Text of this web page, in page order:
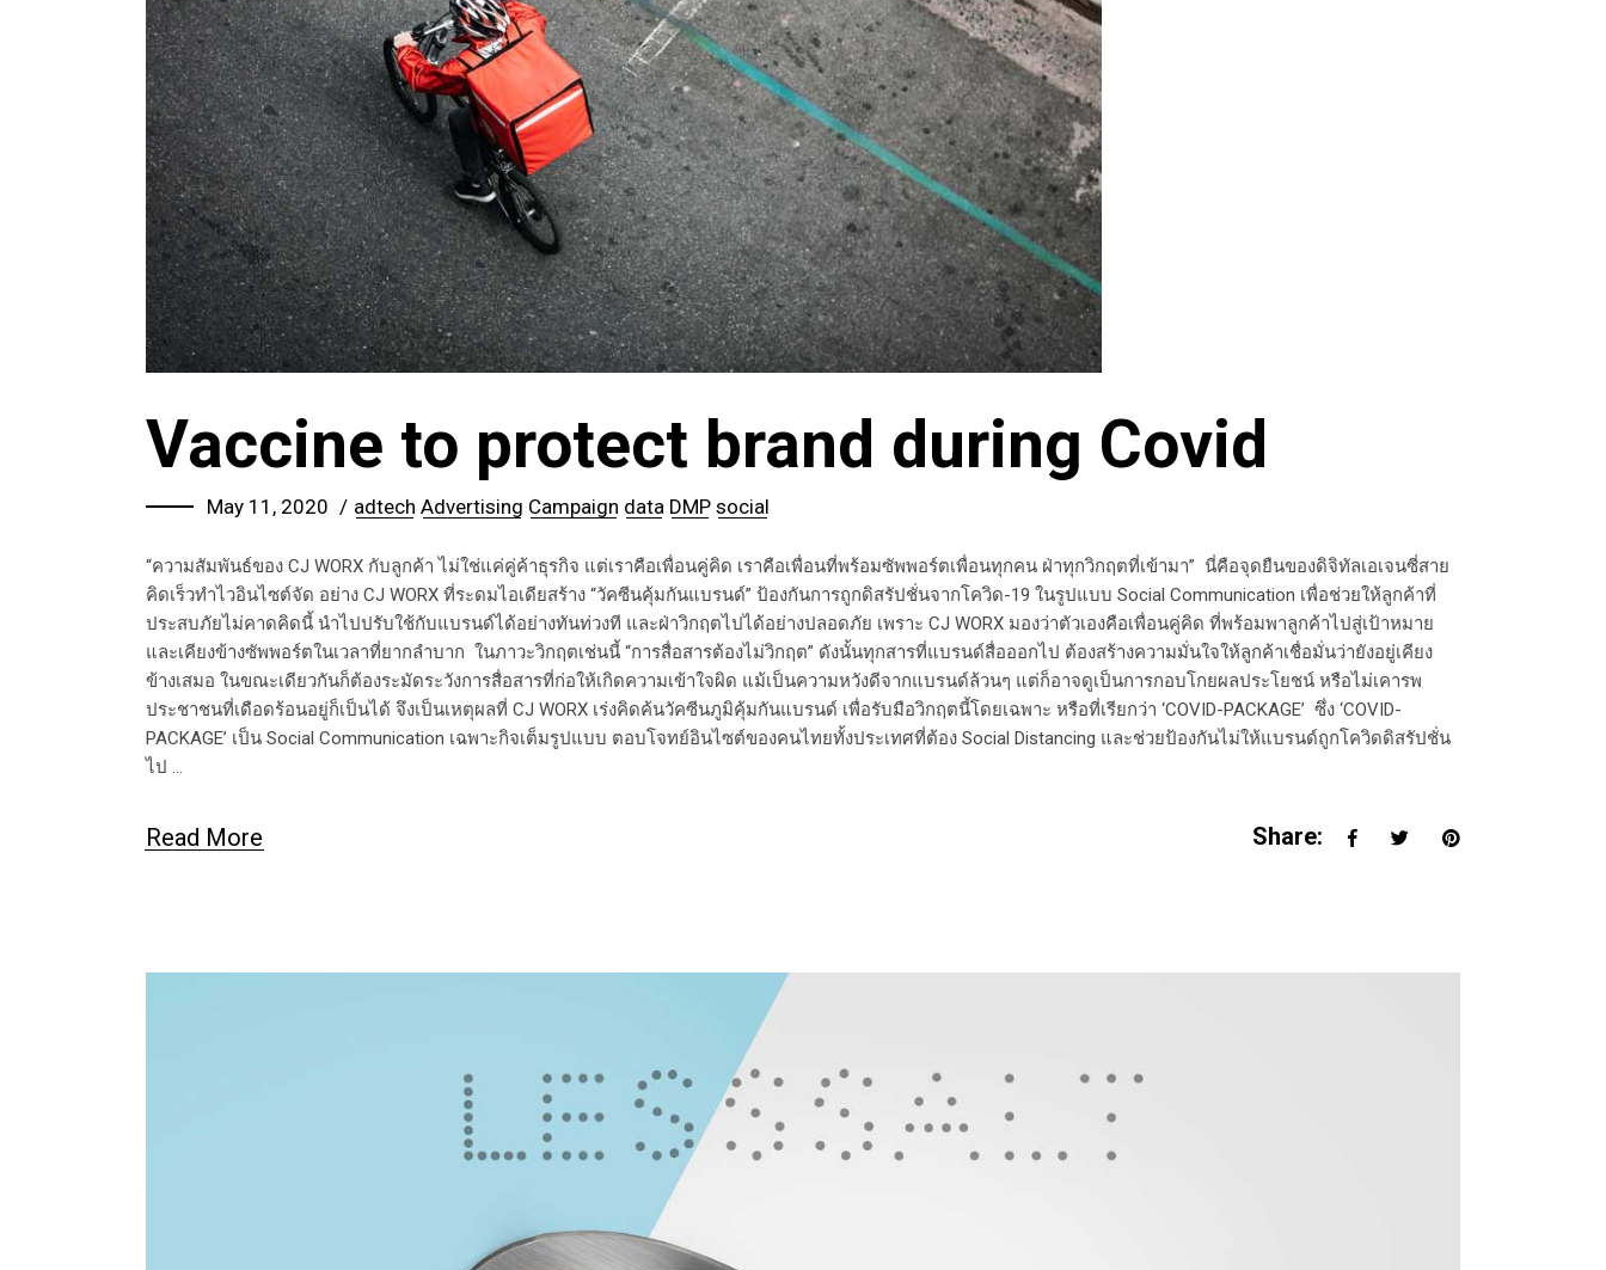
Vaccine to protect brand during Covid
May 11, 2020 adtech Advertising Campaign data DMP social
“ความสัมพันธ์ของ CJ WORX กับลูกค้า ไม่ใช่แค่คู่ค้าธุรกิจ แต่เราคือเพื่อนคู่คิด เราคือเพื่อนที่พร้อมซัพพอร์ตเพื่อนทุกคน ฝ่าทุกวิกฤตที่เข้ามา” นี่คือจุดยืนของดิจิทัลเอเจนซี่สาย
คิดเร็วทำไวอินไซต์จัด อย่าง CJ WORX ที่ระดมไอเดียสร้าง “วัคซีนคุ้มกันแบรนด์” ป้องกันการถูกดิสรัปชั่นจากโควิด-19 ในรูปแบบ Social Communication เพื่อช่วยให้ลูกค้าที่
ประสบภัยไม่คาดคิดนี้ นำไปปรับใช้กับแบรนด์ได้อย่างทันท่วงที และฝ่าวิกฤตไปได้อย่างปลอดภัย เพราะ CJ WORX มองว่าตัวเองคือเพื่อนคู่คิด ที่พร้อมพาลูกค้าไปสู่เป้าหมาย
และเคียงข้างซัพพอร์ตในเวลาที่ยากลำบาก ในภาวะวิกฤตเช่นนี้ “การสื่อสารต้องไม่วิกฤต” ดังนั้นทุกสารที่แบรนด์สื่อออกไป ต้องสร้างความมั่นใจให้ลูกค้าเชื่อมั่นว่ายังอยู่เคียง
ข้างเสมอ ในขณะเดียวกันก็ต้องระมัดระวังการสื่อสารที่ก่อให้เกิดความเข้าใจผิด แม้เป็นความหวังดีจากแบรนด์ล้วนๆ แต่ก็อาจดูเป็นการกอบโกยผลประโยชน์ หรือไม่เคารพ
ประชาชนที่เดือดร้อนอยู่ก็เป็นได้ จึงเป็นเหตุผลที่ CJ WORX เร่งคิดค้นวัคซีนภูมิคุ้มกันแบรนด์ เพื่อรับมือวิกฤตนี้โดยเฉพาะ หรือที่เรียกว่า ‘COVID-PACKAGE’ ซึ่ง ‘COVID-
PACKAGE’ เป็น Social Communication เฉพาะกิจเต็มรูปแบบ ตอบโจทย์อินไซต์ของคนไทยทั้งประเทศที่ต้อง Social Distancing และช่วยป้องกันไม่ให้แบรนด์ถูกโควิดดิสรัปชั่น
ไป
Read More Share: